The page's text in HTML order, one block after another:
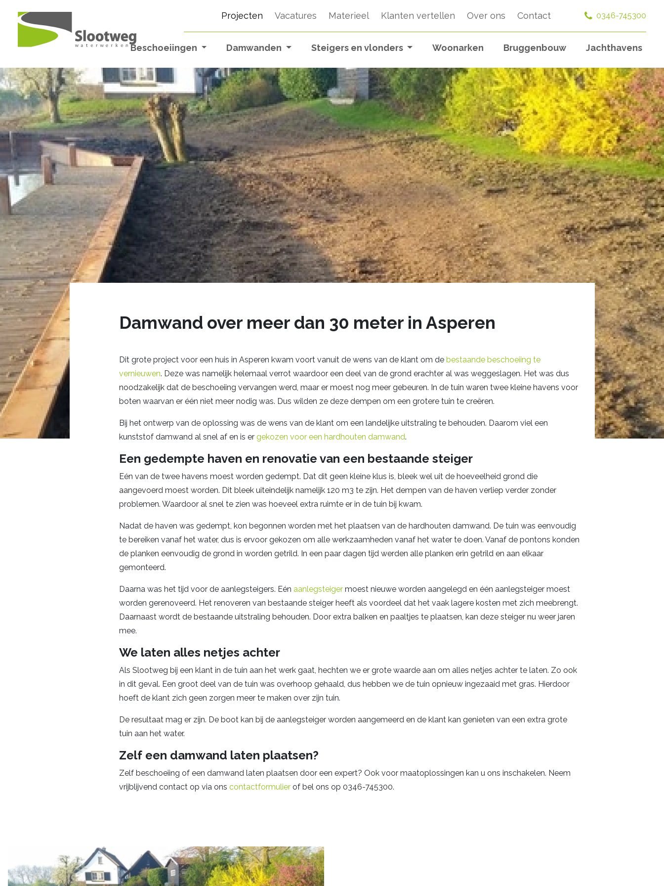
Projecten Vacatures Materieel Klanten vertellen Over ons Contact 0346-745300
Beschoeiingen Damwanden Steigers en vlonders Woonarken Bruggenbouw Jachthavens
Damwand over meer dan 30 meter in Asperen
Dit grote project voor een huis in Asperen kwam voort vanuit de wens van de klant om de bestaande beschoeiing te
vernieuwen. Deze was namelijk helemaal verrot waardoor een deel van de grond erachter al was weggeslagen. Het was dus
noodzakelijk dat de beschoeiing vervangen werd, maar er moest nog meer gebeuren. In de tuin waren twee kleine havens voor
boten waarvan er één niet meer nodig was. Dus wilden ze deze dempen om een grotere tuin te creëren.
Bij het ontwerp van de oplossing was de wens van de klant om een landelijke uitstraling te behouden. Daarom viel een
kunststof damwand al snel af en is er gekozen voor een hardhouten damwand.
Een gedempte haven en renovatie van een bestaande steiger
Eén van de twee havens moest worden gedempt. Dat dit geen kleine klus is, bleek wel uit de hoeveelheid grond die
aangevoerd moest worden. Dit bleek uiteindelijk namelijk 120 m3 te zijn. Het dempen van de haven verliep verder zonder
problemen. Waardoor al snel te zien was hoeveel extra ruimte er in de tuin bij kwam.
Nadat de haven was gedempt, kon begonnen worden met het plaatsen van de hardhouten damwand. De tuin was eenvoudig
te bereiken vanaf het water, dus is ervoor gekozen om alle werkzaamheden vanaf het water te doen. Vanaf de pontons konden
de planken eenvoudig de grond in worden getrild. In een paar dagen tijd werden alle planken erin getrild en aan elkaar
gemonteerd.
Daarna was het tijd voor de aanlegsteigers. Eén aanlegsteigermoest nieuwe worden aangelegd en één aanlegsteiger moest
worden gerenoveerd. Het renoveren van bestaande steiger heeft als voordeel dat het vaak lagere kosten met zich meebrengt.
Daarnaast wordt de bestaande uitstraling behouden. Door extra balken en paaltjes te plaatsen, kan deze steiger nu weer jaren
mee.
We laten alles netjes achter
Als Slootweg bij een klant in de tuin aan het werk gaat, hechten we er grote waarde aan om alles netjes achter te laten. Zo ook
in dit geval. Een groot deel van de tuin was overhoop gehaald, dus hebben we de tuin opnieuw ingezaaid met gras. Hierdoor
hoeft de klant zich geen zorgen meer te maken over zijn tuin.
De resultaat mag er zijn. De boot kan bij de aanlegsteiger worden aangemeerd en de klant kan genieten van een extra grote
tuin aan het water.
Zelf een damwand laten plaatsen?
Zelf beschoeiing of een damwand laten plaatsen door een expert? Ook voor maatoplossingen kan u ons inschakelen. Neem
vrijblijvend contact op via ons contactformulierof bel ons op 0346-745300.